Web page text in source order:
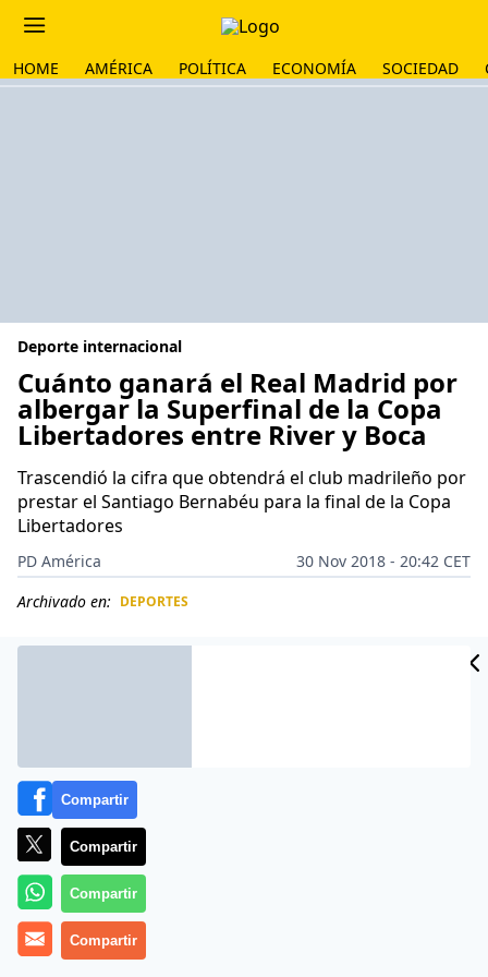
HOME AMÉRICA POLÍTICA ECONOMÍA SOCIEDAD
Deporte internacional
Cuánto ganará el Real Madrid por
albergar la Superfinal de la Copa
Libertadores entre River y Boca
Trascendió la cifra que obtendrá el club madrileño por
prestar el Santiago Bernabéu para la final de la Copa
Libertadores
PD América
30 Nov 2018 - 20:42 CET
Archivado en: DEPORTES
El rumor que empezó a correr en las últimas horas fue
Compartir
Compartir
Compartir
Compartir